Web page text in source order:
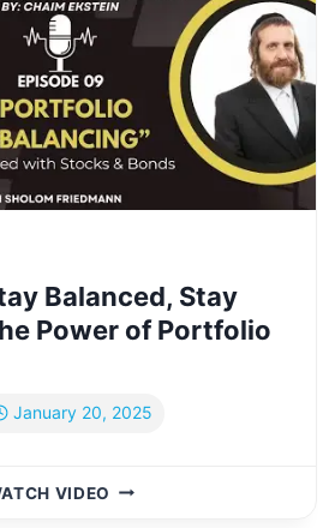
טוען
און
אנצוהייבן,
ווען
די
ווייסט
נישט
וואס
איז
Balanced, Stay
Power of Portfolio
January 20, 2025
VIDEO EPISODE